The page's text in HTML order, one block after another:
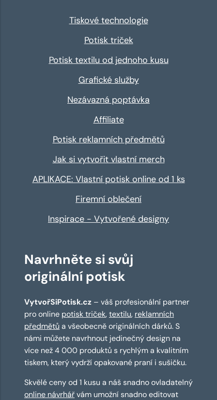
Tiskové technologie
Potisk triček
Potisk textilu od jednoho kusu
Grafické služby
Nezávazná poptávka
Affiliate
Potisk reklamních předmětů
Jak si vytvořit vlastní merch
APLIKACE: Vlastní potisk online od 1 ks
Firemní oblečení
Inspirace - Vytvořené designy
Navrhněte si svůj
originální potisk
VytvořSiPotisk.cz – váš profesionální partner
pro online potisk triček,textilu, reklamních
předmětů a všeobecně originálních dárků. S
námi můžete navrhnout jedinečný design na
více než 4 000 produktů s rychlým a kvalitním
tiskem, který vydrží opakované praní i sušičku.
Skvělé ceny od 1 kusu a náš snadno ovladatelný
online návrhářvám umožní snadno editovat